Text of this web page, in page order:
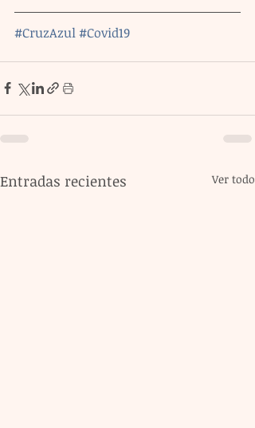
#CruzAzul#Covid19
Entradas recientes Ver todo